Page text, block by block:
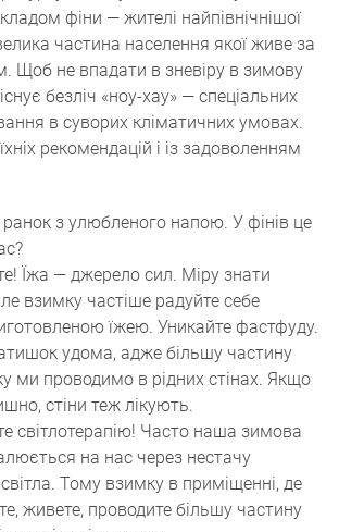
фіни — жителі найпівнічнішої
частина населення якої живе за
Щоб не впадати в зневіру в зимову
безліч «ноу-хау» — спеціальних
в суворих кліматичних умовах.
рекомендацій і із задоволенням
з улюбленого напою. У фінів це
Їжа — джерело сил. Міру знати
взимку частіше радуйте себе
їжею. Уникайте фастфуду.
удома, адже більшу частину
ми проводимо в рідних стінах. Якщо
стіни теж лікують.
світлотерапію! Часто наша зимова
на нас через нестачу
Тому взимку в приміщенні, де
живете, проводите більшу частину